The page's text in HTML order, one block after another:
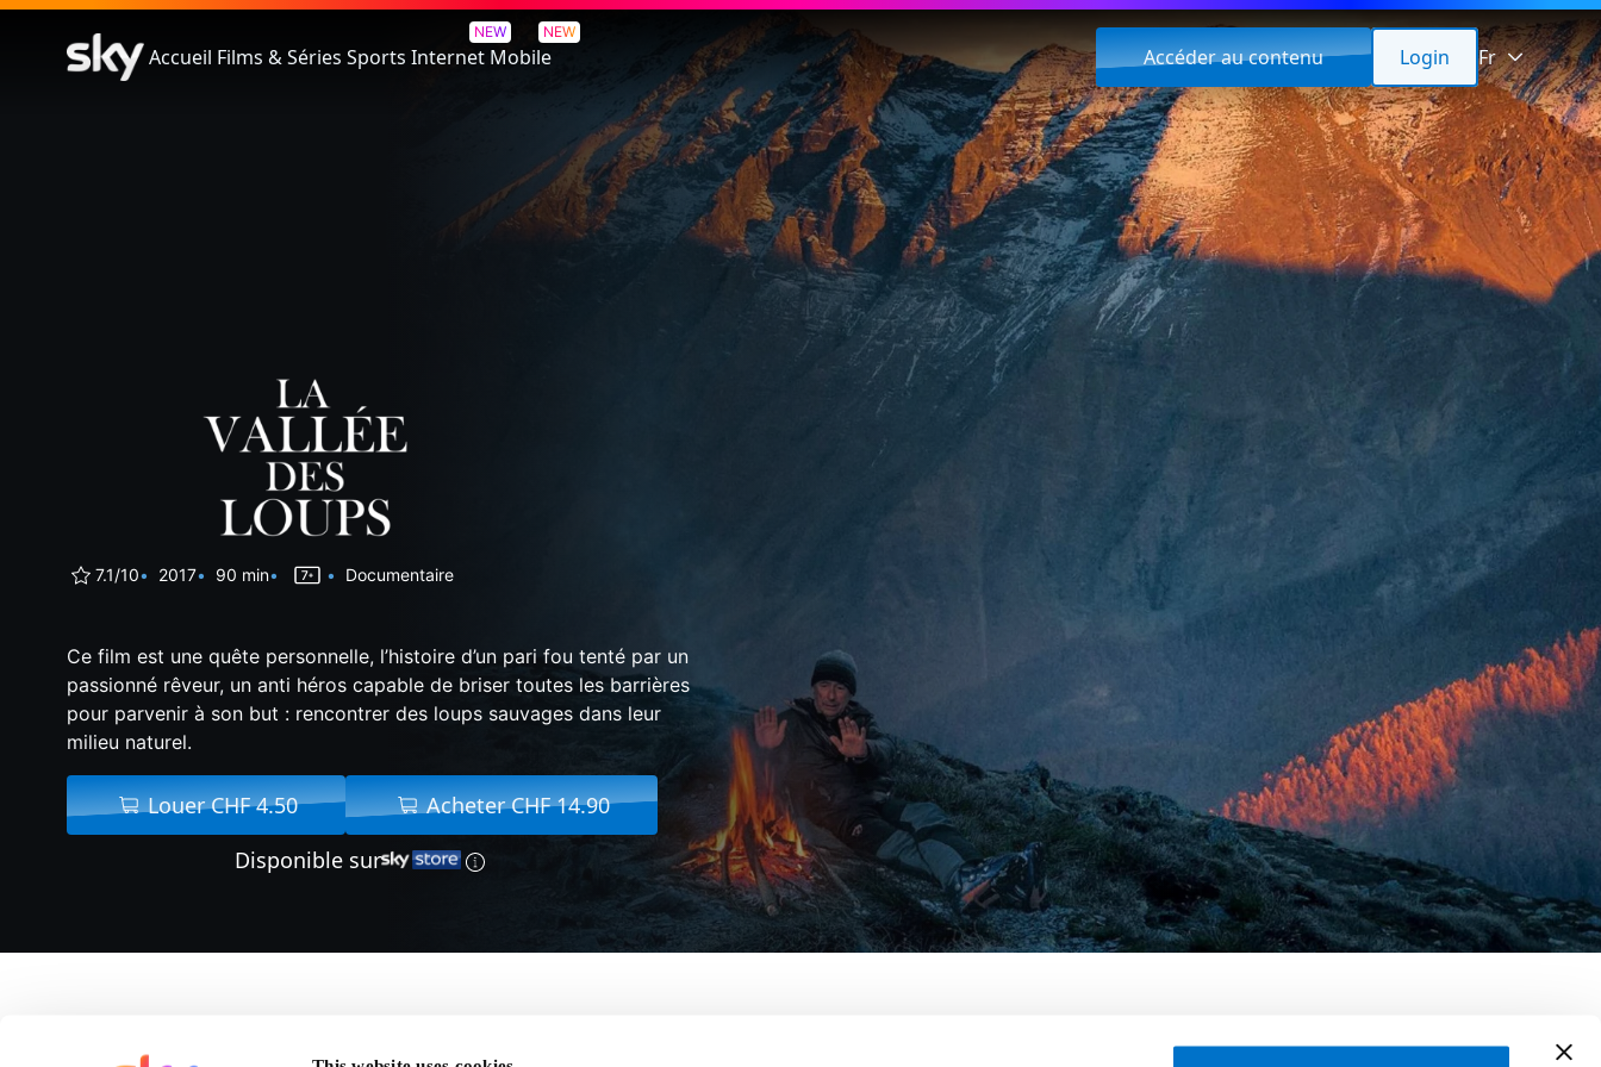
Accueil Films & Séries Sports
NEW
Internet
NEW
Mobile Accéder au contenu Login Fr
La Vallée Des Loups
7.1/10 2017 90 min Documentaire
Ce film est une quête personnelle, l’histoire d’un pari fou tenté par un
passionné rêveur, un anti héros capable de briser toutes les barrières
pour parvenir à son but : rencontrer des loups sauvages dans leur
milieu naturel.
Louer CHF 4.50
Acheter CHF 14.90
Disponible sur